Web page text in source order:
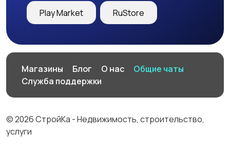
Play Market RuStore
Магазины Блог О нас
Общие чаты
Служба поддержки
© 2026 СтройКа - Недвижимость, строительство,
услуги